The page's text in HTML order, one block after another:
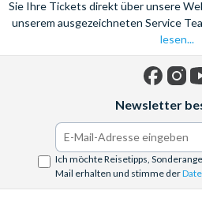
Sie Ihre Tickets direkt über unsere
unserem ausgezeichneten Service
lesen...
Newsletter
Ich möchte Reisetipps,
Mail erhalten und stimme der